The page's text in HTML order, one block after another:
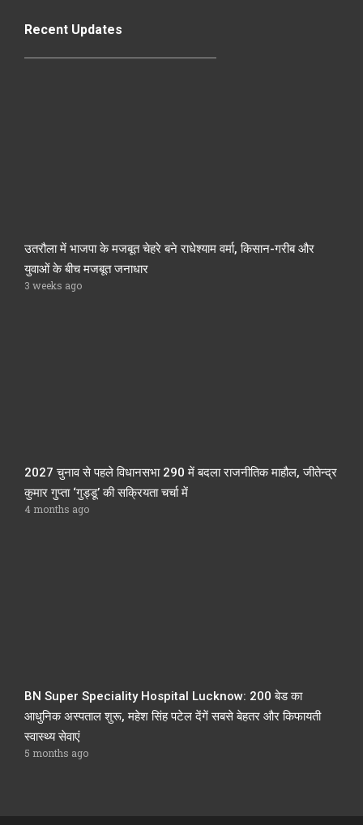
Recent Updates
उतरौला में भाजपा के मजबूत चेहरे बने राधेश्याम वर्मा, किसान-गरीब और
युवाओं के बीच मजबूत जनाधार
3 weeks ago
2027 चुनाव से पहले विधानसभा 290 में बदला राजनीतिक माहौल, जीतेन्द्र
कुमार गुप्ता ‘गुड्डू’ की सक्रियता चर्चा में
4 months ago
BN Super Speciality Hospital Lucknow: 200 बेड का
आधुनिक अस्पताल शुरू, महेश सिंह पटेल देंगें सबसे बेहतर और किफायती
स्वास्थ्य सेवाएं
5 months ago